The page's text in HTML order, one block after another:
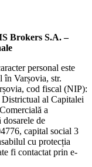
Brokers S.A. –
personal este
Varșovia, str.
cod fiscal (NIP):
al Capitalei
a
de
capital social 3
cu protecția
fi contactat prin e-